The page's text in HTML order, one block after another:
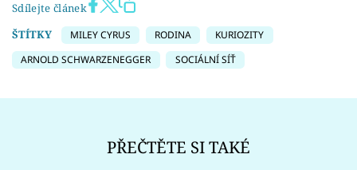
Sdílejte článek
ŠTÍTKY
MILEY CYRUS RODINA
KURIOZITY
ARNOLD SCHWARZENEGGER
SOCIÁLNÍ SÍŤ
PŘEČTĚTE SI TAKÉ